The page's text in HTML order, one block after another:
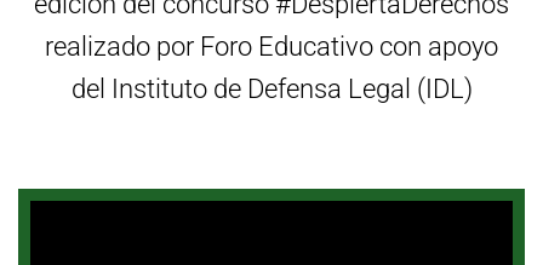
realizado por Foro Educativo con apoyo
del Instituto de Defensa Legal (IDL)